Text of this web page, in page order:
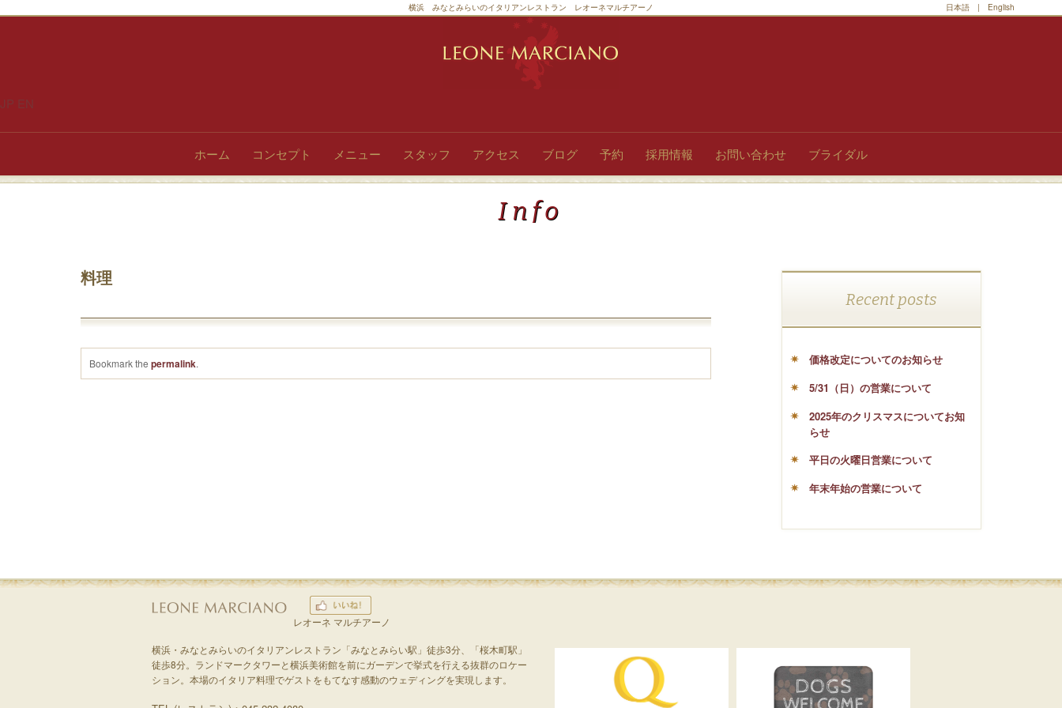
横浜 みなとみらいのイタリアンレストラン レオーネマルチアーノ 日本語 | English
ホーム コンセプト メニュー スタッフ アクセス ブログ 予約 採用情報 お問い合わせ ブライダル
Info
料理
Bookmark thepermalink.
Recent posts
価格改定についてのお知らせ
5/31（日）の営業について
2025年のクリスマスについてお知
らせ
平日の火曜日営業について
年末年始の営業について
レオーネ マルチアーノ
横浜・みなとみらいのイタリアンレストラン「みなとみらい駅」徒歩3分、「桜木町駅」
徒歩8分。ランドマークタワーと横浜美術館を前にガーデンで挙式を行える抜群のロケー
ション。本場のイタリア料理でゲストをもてなす感動のウェディングを実現します。